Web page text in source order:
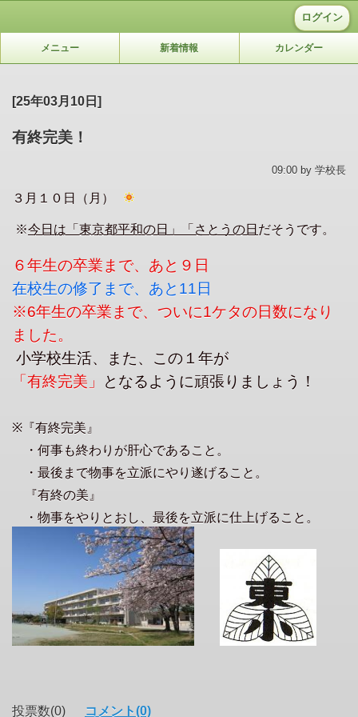
ログイン
メニュー 新着情報 カレンダー
[25年03月10日]
有終完美！
09:00 by 学校長
３月１０日（月）
※今日は「東京都平和の日」「さとうの日 だそうです。
６年生の卒業まで、 あと９日
在校生の修了まで、あと11日
※6年生の卒業まで、ついに1ケタの日数になり
ました。
小学校生活、また、この１年が
「有終完美」
となるように頑張りましょう！
※『有終完美』
・何事も終わりが肝心であること。
・最後まで物事を立派にやり遂げること。
『有終の美』
・物事をやりとおし、最後を立派に仕上げること。
投票数(0) コメント(0)